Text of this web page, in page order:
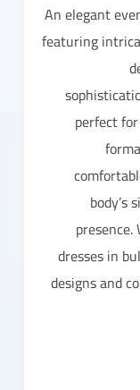
An elegant
featuring
perfect
body’s
dresses in
designs and